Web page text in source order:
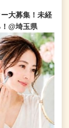
大募集！未経
@埼玉県